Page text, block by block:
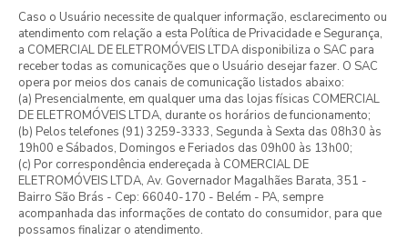
Caso o Usuário necessite de qualquer informação, esclarecimento ou
atendimento com relação a esta Política de Privacidade e Segurança,
a COMERCIAL DE ELETROMÓVEIS LTDA disponibiliza o SAC para
receber todas as comunicações que o Usuário desejar fazer. O SAC
opera por meios dos canais de comunicação listados abaixo:
(a) Presencialmente, em qualquer uma das lojas físicas COMERCIAL
DE ELETROMÓVEIS LTDA, durante os horários de funcionamento;
(b) Pelos telefones (91) 3259-3333, Segunda à Sexta das 08h30 às
19h00 e Sábados, Domingos e Feriados das 09h00 às 13h00;
(c) Por correspondência endereçada à COMERCIAL DE
ELETROMÓVEIS LTDA, Av. Governador Magalhães Barata, 351 -
Bairro São Brás - Cep: 66040-170 - Belém - PA, sempre
acompanhada das informações de contato do consumidor, para que
possamos finalizar o atendimento.